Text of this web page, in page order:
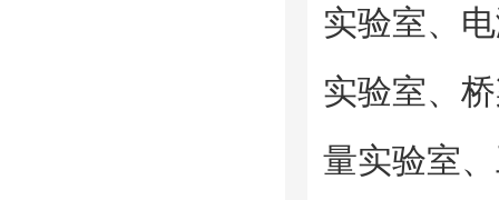
实验室、
实验室、
量实验室